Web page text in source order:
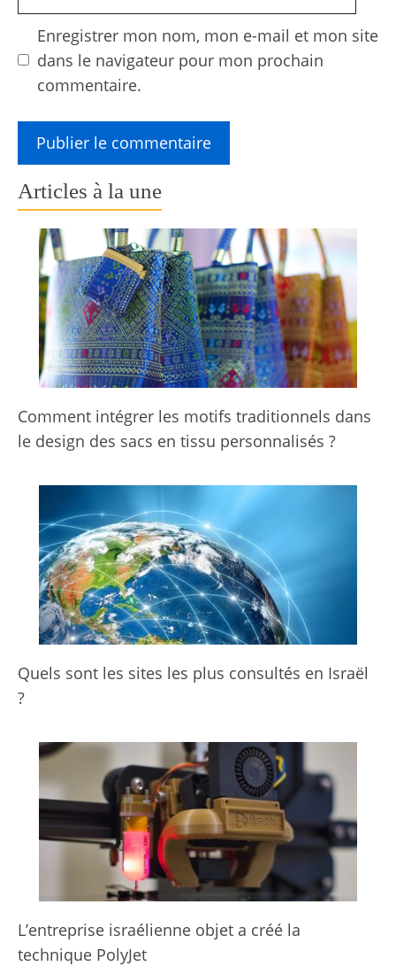
Enregistrer mon nom, mon e-mail et mon site
dans le navigateur pour mon prochain
commentaire.
Articles à la une
Comment intégrer les motifs traditionnels dans
le design des sacs en tissu personnalisés ?
Quels sont les sites les plus consultés en Israël
?
L’entreprise israélienne objet a créé la
technique PolyJet